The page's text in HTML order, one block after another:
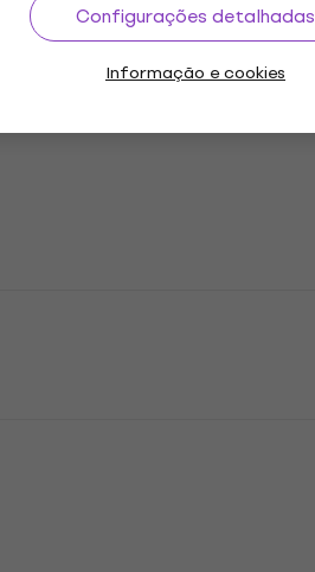
Configurações detalhadas
Informação e cookies